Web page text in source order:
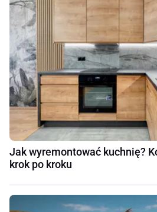
Jak wyremontować kuchnię?
krok po kroku